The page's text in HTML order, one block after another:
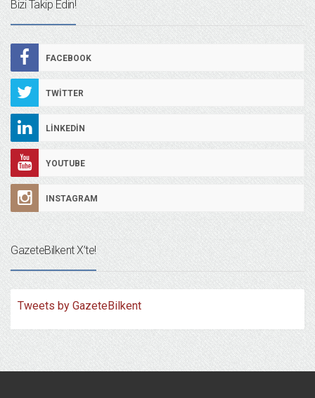
Bizi Takip Edin!
FACEBOOK
TWITTER
LINKEDIN
YOUTUBE
INSTAGRAM
GazeteBilkent X’te!
Tweets by GazeteBilkent